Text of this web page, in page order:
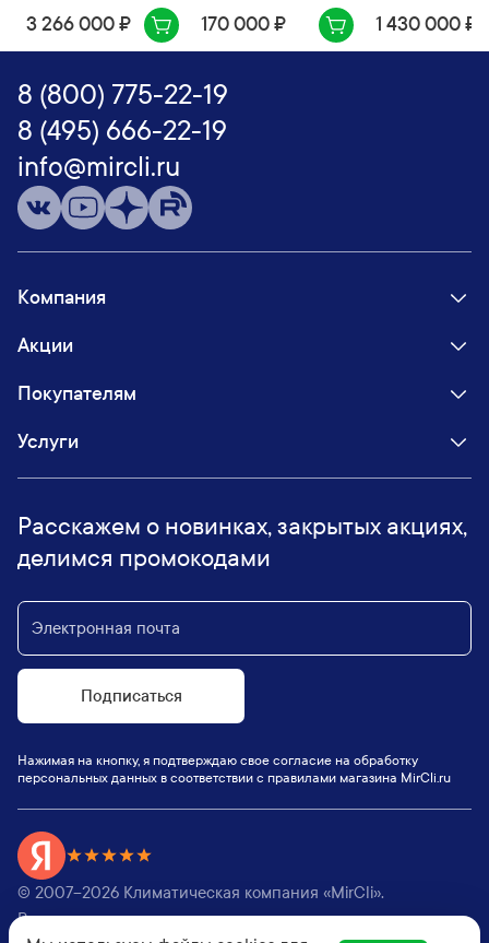
3 266 000 ₽ 170 000 ₽ 1 430 000 ₽
8 (800) 775-22-19
8 (495) 666-22-19
info@mircli.ru
Компания
Акции
Покупателям
Услуги
Расскажем о новинках, закрытых акциях,
делимся промокодами
Подписаться
Нажимая на кнопку, я подтверждаю свое согласие на обработку
персональных данных в соответствии с правилами магазина MirCli.ru
© 2007–2026 Климатическая компания «MirCli».
Все права защищены,